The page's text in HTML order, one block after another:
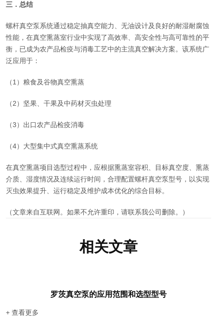
三 ． 总结
螺杆真空泵系统通过稳定抽真空能力、无油设计及良好的耐湿耐腐蚀
性能，在真空熏蒸室行业中实现了高效率、高安全性与高可靠性的平
衡，已成为农产品检疫与消毒工艺中的主流真空解决方案。该系统广
泛应用于：
（1）粮食及谷物真空熏蒸
（2）坚果、干果及中药材灭虫处理
（3）出口农产品检疫消毒
（4）大型集中式真空熏蒸系统
在真空熏蒸项目选型过程中，应根据熏蒸室容积、目标真空度、熏蒸
介质、湿度情况及连续运行时间，合理配置螺杆真空泵型号，以实现
灭虫效果提升、运行稳定及维护成本优化的综合目标。
（文章来自互联网。如果不允许重印，请联系我公司删除。）
相关文章
罗茨真空泵的应用范围和选型型号
+ 查看更多